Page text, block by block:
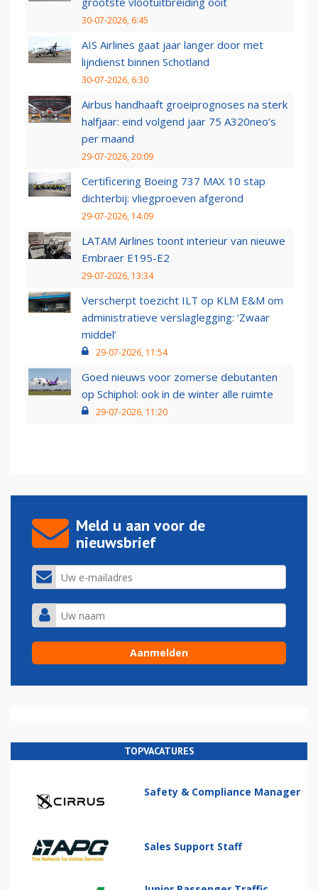
30-07-2026, 6:45
AIS Airlines gaat jaar langer door met
lijndienst binnen Schotland
30-07-2026, 6:30
Airbus handhaaft groeiprognoses na sterk
halfjaar: eind volgend jaar 75 A320neo’s
per maand
29-07-2026, 20:09
Certificering Boeing 737 MAX 10 stap
dichterbij: vliegproeven afgerond
29-07-2026, 14:09
LATAM Airlines toont interieur van nieuwe
Embraer E195-E2
29-07-2026, 13:34
Verscherpt toezicht ILT op KLM E&M om
administratieve verslaglegging: ‘Zwaar
middel’
29-07-2026, 11:54
Goed nieuws voor zomerse debutanten
op Schiphol: ook in de winter alle ruimte
29-07-2026, 11:20
Meld u aan voor de
nieuwsbrief
TOPVACATURES
Safety & Compliance Manager
Sales Support Staff